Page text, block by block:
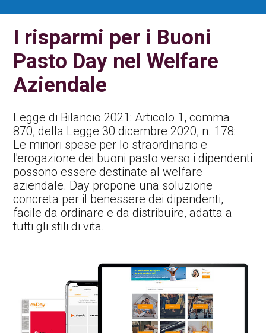
I risparmi per i Buoni
Pasto Day nel Welfare
Aziendale
Legge di Bilancio 2021: Articolo 1, comma
870, della Legge 30 dicembre 2020, n. 178:
Le minori spese per lo straordinario e
l'erogazione dei buoni pasto verso i dipendenti
possono essere destinate al welfare
aziendale. Day propone una soluzione
concreta per il benessere dei dipendenti,
facile da ordinare e da distribuire, adatta a
tutti gli stili di vita.